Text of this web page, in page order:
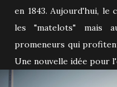
en 1843. Aujourd'hui, le
les "matelots" mais
promeneurs qui
Une nouvelle idée pour